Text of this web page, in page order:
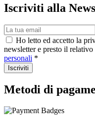
Iscriviti alla
Ho letto ed accetto la
newsletter e presto il relativo
personali *
Iscriviti
Metodi di